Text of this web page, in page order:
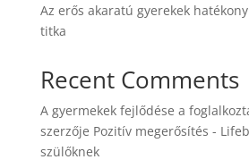
Az erős akaratú gyerekek
titka
Recent Comments
A gyermekek fejlődése a
szerzője Pozitív megerősítés -
szülőknek